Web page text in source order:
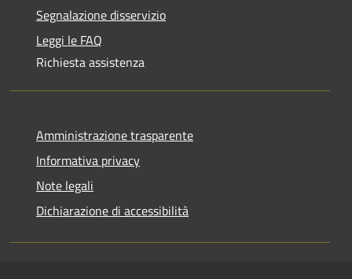
Segnalazione disservizio
Leggi le FAQ
Richiesta assistenza
Amministrazione trasparente
Informativa privacy
Note legali
Dichiarazione di accessibilità